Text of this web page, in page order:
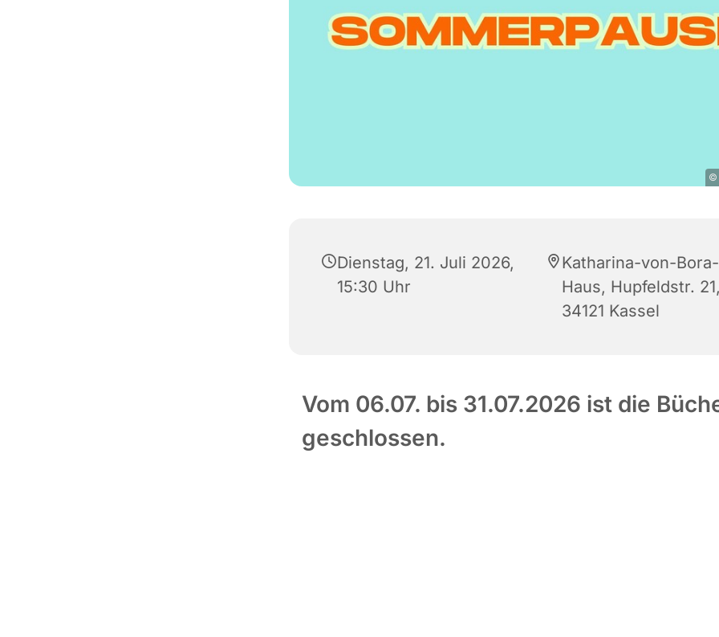
©
Dienstag, 21. Juli 2026,
15:30 Uhr
Katharina-von-Bora-
Haus, Hupfeldstr.
34121 Kassel
Vom 06.07. bis 31.07.2026 ist die
geschlossen.